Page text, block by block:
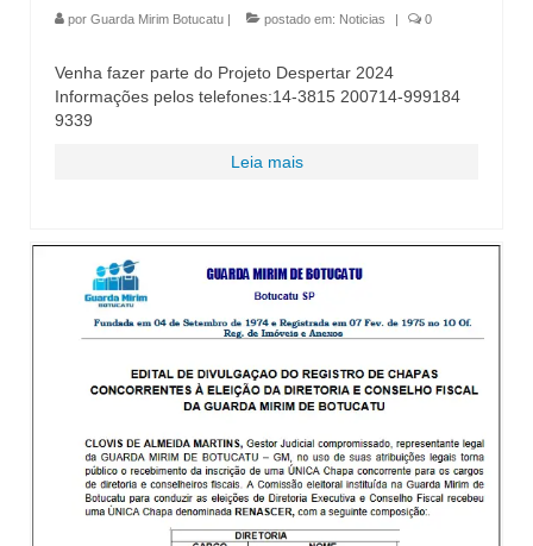
por Guarda Mirim Botucatu | postado em: Noticias | 0
Venha fazer parte do Projeto Despertar 2024
Informações pelos telefones:14-3815 200714-999184
9339
Leia mais